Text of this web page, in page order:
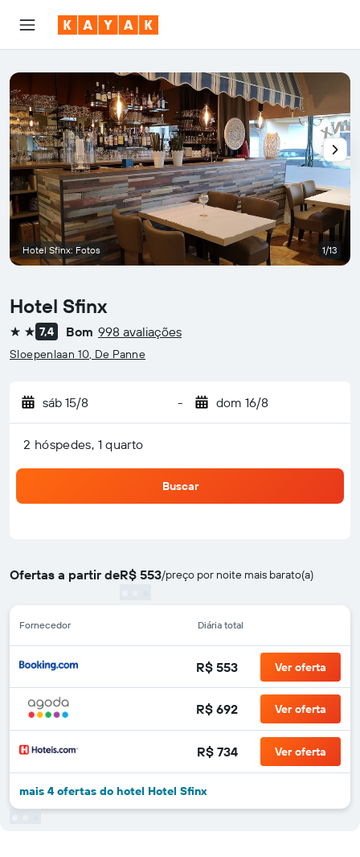
Hotel Sfinx
2 estrelas
7,4 Bom 998 avaliações
Sloepenlaan 10, De Panne
sáb 15/8 - dom 16/8
2 hóspedes, 1 quarto
Buscar
Ofertas a partir deR$ 553/preço por noite mais barato(a)
Fornecedor Diária total
R$ 553 Ver oferta
R$ 692 Ver oferta
R$ 734 Ver oferta
mais 4 ofertas do hotel Hotel Sfinx
Hotel Sfinx: Fotos 1/13